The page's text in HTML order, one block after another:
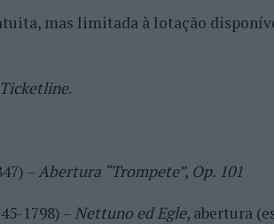
mas limitada à lotação
Ticketline.
–Abertura “Trompete”, Op. 101
1798) – Nettuno ed Egle, abertura